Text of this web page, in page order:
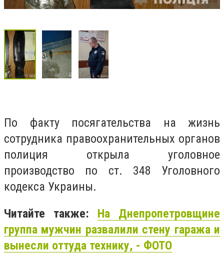
По факту посягательства на жизнь
сотрудника правоохранительных органов
полиция открыла уголовное
производство по ст. 348 Уголовного
кодекса Украины.
Читайте также: На Днепропетровщине
группа мужчин развалили стену гаража и
вынесли оттуда технику, - ФОТО